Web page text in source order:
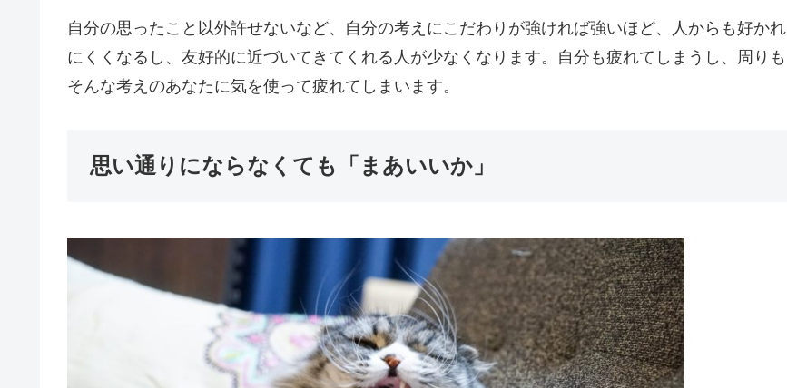
自分の思ったこと以外許せないなど、自分の考えにこだわりが強ければ強いほど、人からも好かれ
にくくなるし、友好的に近づいてきてくれる人が少なくなります。自分も疲れてしまうし、周りも
そんな考えのあなたに気を使って疲れてしまいます。
思い通りにならなくても「まあいいか」